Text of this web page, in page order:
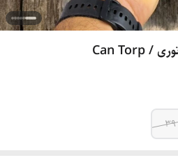
کفش تابستانی سایز زنانه توری / Can Torp
39